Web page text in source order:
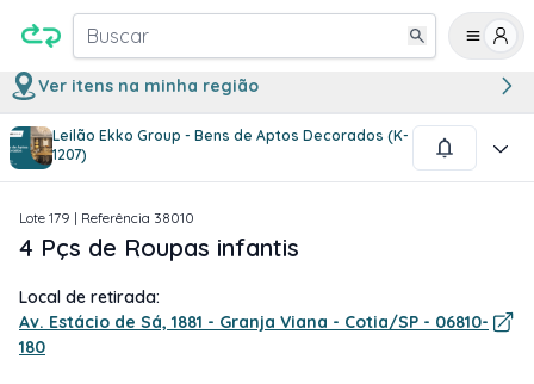
Buscar
Ver itens na minha região
Leilão Ekko Group - Bens de Aptos Decorados (K-
1207)
1/1
Lote 179 | Referência 38010
4 Pçs de Roupas infantis
Local de retirada:
Av. Estácio de Sá, 1881 - Granja Viana - Cotia/SP - 06810-
180